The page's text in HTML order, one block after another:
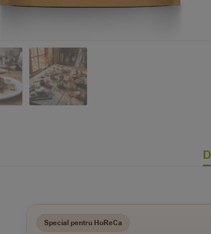
Special pentru HoReCa